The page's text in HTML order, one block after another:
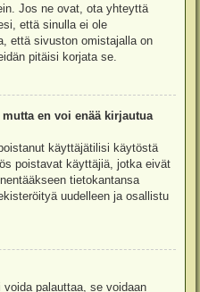
Jos ne ovat, ota yhteyttä
että sinulla ei ole
että sivuston omistajalla on
pitäisi korjata se.
en voi enää kirjautua
käyttäjätilisi käytöstä
poistavat käyttäjiä, jotka eivät
tietokantansa
uudelleen ja osallistu
palauttaa, se voidaan